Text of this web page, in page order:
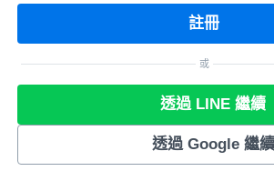
註冊
或
透過 LINE 繼續
透過 Google 繼續